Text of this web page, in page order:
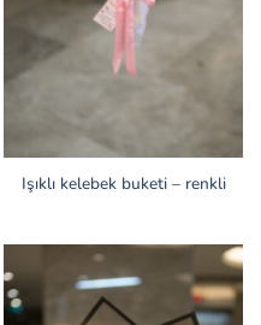
Işıklı kelebek buketi – renkli